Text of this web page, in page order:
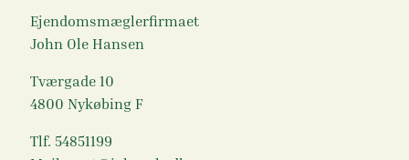
Ejendomsmæglerfirmaet
John Ole Hansen
Tværgade 10
4800 Nykøbing F
Tlf. 54851199